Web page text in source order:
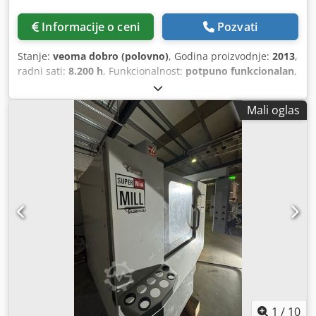
300 mm Maks. težina alata: 7 kg Vreme za zamenu alata
(od alata do alata): 1,2 s Vreme za zamenu alata (od reza
FANUC Series 160iS-MB
Informacije o ceni Pozvati
Stanje: veoma dobro (polovno), Godina proizvodnje: 2013,
radni sati: 8.200 h, Funkcionalnost: potpuno funkcionalan,
Upravljanje OSP-P300M-R Dimenzije stola 1530 x 660 mm
Maksimalno opterećenje stola 1500 kg X-hod 1500 mm Y-
hod 660 mm Z-hod 600 mm Obrtaji vretena 12000 o/min
Brzi hodovi: X/Y: 40 m/min, Z: 32 m/min Snaga pogona
22/18,5 kW Prihvat Bt40 / MAS 403 Magacin za 32 alata
Maksimalna dužina alata 300 mm Maksimalna težina alata
8 kg Maksimalni prečnik alata D80 mm Dksdey T Nhdjpfx
Anrsr Težina 11000 kg Dimenzije DxŠxV = 3300 x 2940 x
2800 mm Oprema, dodatna oprema: - Transporter
strugotine MAYFRAN - Instalacija za rashladno sredstvo -
Hladnjak vretena - Transformator - Mac NAVI - TAS-C -
Merenje dužine alata - INFRA merenje nultog položaja -
Noge za mašinu - Dokumentacija Mašina se prodaje zbog
likvidacije firme. Još je pod naponom u Mađarskoj.
Mali oglas
1 / 10